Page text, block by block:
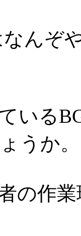
んぞ
いる
うか。
の作